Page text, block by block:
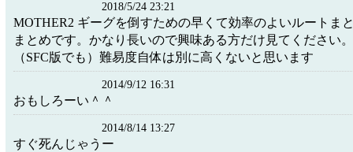
2018/5/24 23:21
MOTHER2 ギーグを倒すための早くて効率のよいルートま
まとめです。かなり長いので興味ある方だけ見てください
（SFC版でも）難易度自体は別に高くないと思います
2014/9/12 16:31
おもしろーい＾＾
2014/8/14 13:27
すぐ死んじゃうー